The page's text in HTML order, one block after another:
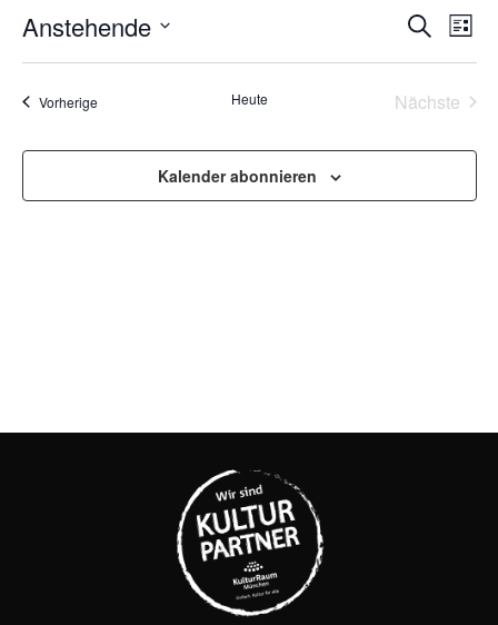
UND
SucheListe
Anstehende
wählen.
VorherigeVeranstaltungen Heute Nächste
Kalender abonnieren